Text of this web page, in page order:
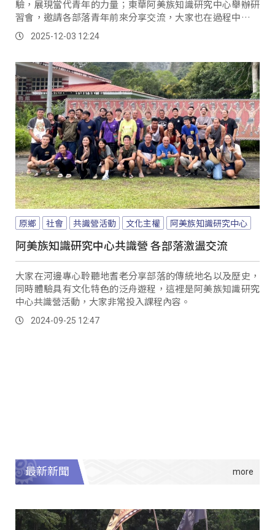
驗，展現當代青年的力量；東華阿美族知識研究中心舉辦研
習會，邀請各部落青年前來分享交流，大家也在過程中了解
到各部落面臨的困境。
2025-12-03 12:24
原鄉 社會 共識營活動 文化主權 阿美族知識研究中心
阿美族知識研究中心共識營 各部落激盪交流
大家在河邊專心聆聽地耆老分享部落的傳統地名以及歷史，
同時體驗具有文化特色的泛舟遊程，這裡是阿美族知識研究
中心共識營活動，大家非常投入課程內容。
2024-09-25 12:47
最新新聞